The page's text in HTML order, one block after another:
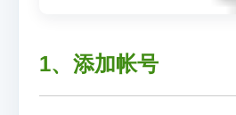
1、添加帐号